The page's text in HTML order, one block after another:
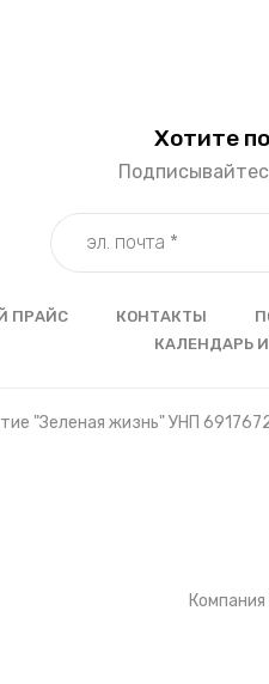
Хотите
ПРАЙС КОНТАКТЫ
КАЛЕНДАРЬ
"Зеленая жизнь" УНП
Компания